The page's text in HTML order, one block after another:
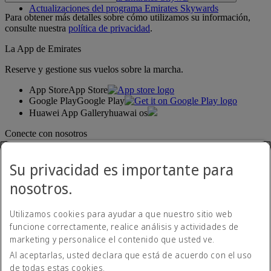
Actualizaciones del programa Emirates Skywards
Para obtener más detalles sobre cómo utilizamos su información,
consulte nuestra política de privacidad.
La App de Emirates
Reserve y gestione sus vuelos sobre la marcha.
App StoreApp Store
Google PlayGoogle Play
Huawei App Galleryhuawai os
Conecte con nosotros
Declaración de accesibilidad
Su privacidad es importante para
nosotros.
Utilizamos cookies para ayudar a que nuestro sitio web
funcione correctamente, realice análisis y actividades de
marketing y personalice el contenido que usted ve.
Al aceptarlas, usted declara que está de acuerdo con el uso
de todas estas cookies.